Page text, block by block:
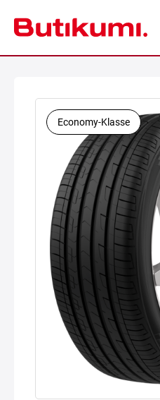
Economy-Klasse